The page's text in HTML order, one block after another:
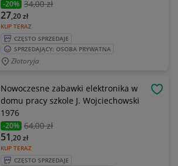
-20% 34,00 zł
KUP TERAZ
27,20zł
CZĘSTO SPRZEDAJE
SPRZEDAJĄCY: OSOBA PRYWATNA
Złotoryja
Nowoczesne zabawki elektronika w
domu pracy szkole J. Wojciechowski
1976
-20% 64,00 zł
KUP TERAZ
51 ,20zł
CZĘSTO SPRZEDAJE